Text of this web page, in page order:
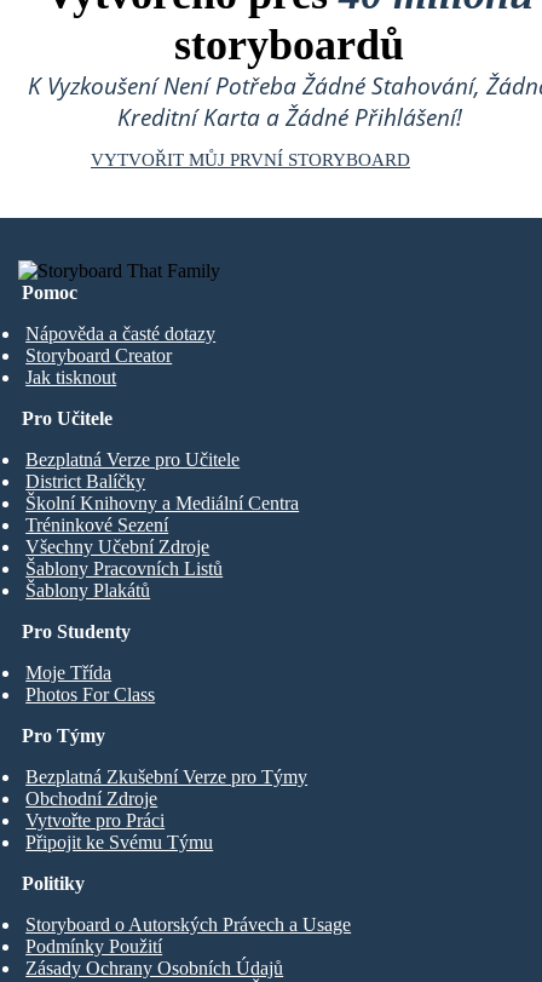
storyboardů
K Vyzkoušení Není Potřeba Žádné Stahování,
Kreditní Karta a Žádné Přihlášení!
VYTVOŘIT MŮJ PRVNÍ STORYBOARD
Pomoc
Nápověda a časté dotazy
Storyboard Creator
Jak tisknout
Pro Studenty
Moje Třída
Photos For Class
Pro Učitele
Bezplatná Verze pro Učitele
District Balíčky
Školní Knihovny a Mediální Centra
Tréninkové Sezení
Všechny Učební Zdroje
Šablony Pracovních Listů
Šablony Plakátů
Pro Týmy
Bezplatná Zkušební Verze pro Týmy
Obchodní Zdroje
Vytvořte pro Práci
Připojit ke Svému Týmu
Politiky
Storyboard o Autorských Právech a Usage
Podmínky Použití
Zásady Ochrany Osobních Údajů